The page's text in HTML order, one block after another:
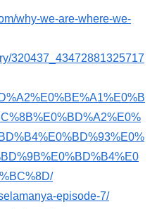
why-we-are-where-we-
320437_43472881325717
episode-7/